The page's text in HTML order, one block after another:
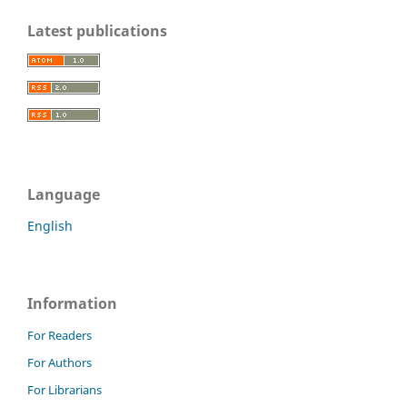
Latest publications
Language
English
Information
For Readers
For Authors
For Librarians